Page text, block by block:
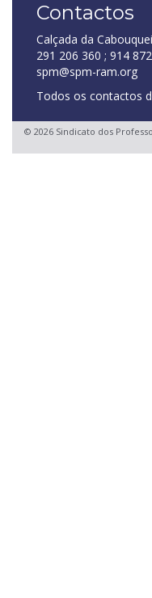
Contactos
Calçada da
291 206 360 ; 914
spm@spm-ram.org
Todos os contactos
© 2026 Sindicato dos